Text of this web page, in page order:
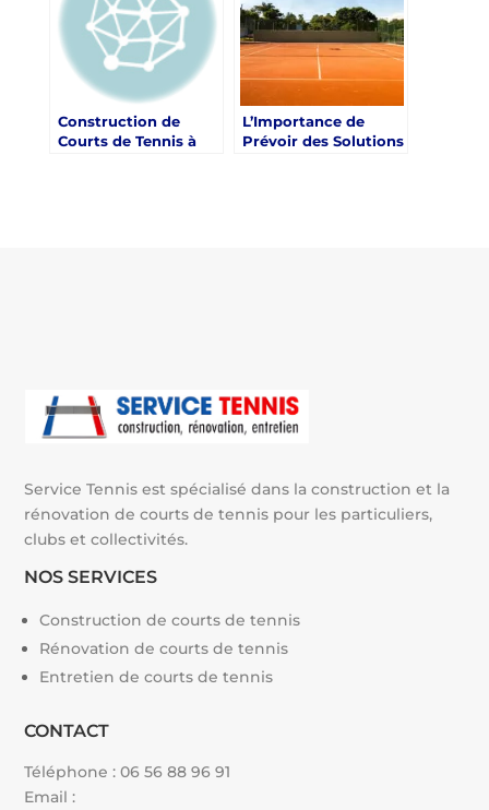
Construction de
Courts de Tennis à
L’Importance de
Prévoir des Solutions
Service Tennis est spécialisé dans la construction et la
rénovation de courts de tennis pour les particuliers,
clubs et collectivités.
NOS SERVICES
Construction de courts de tennis
Rénovation de courts de tennis
Entretien de courts de tennis
CONTACT
Téléphone :06 56 88 96 91
Email :